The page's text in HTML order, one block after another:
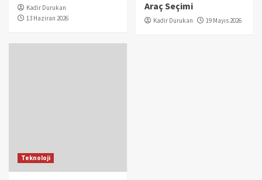
Kadir Durukan
13 Haziran 2026
Araç Seçimi
Kadir Durukan 19 Mayıs 2026
Teknoloji